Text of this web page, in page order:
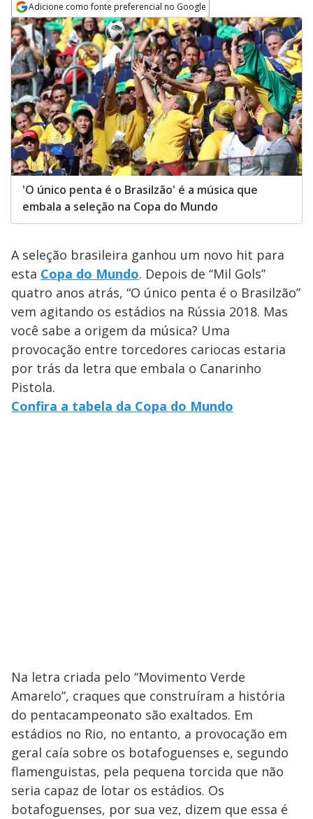
Adicione como fonte preferencial no Google
Opens in new window
'O único penta é o Brasilzão' é a música que
embala a seleção na Copa do Mundo
A seleção brasileira ganhou um novo hit para
esta Copa do Mundo. Depois de “Mil Gols”
quatro anos atrás, “O único penta é o Brasilzão”
vem agitando os estádios na Rússia 2018. Mas
você sabe a origem da música? Uma
provocação entre torcedores cariocas estaria
por trás da letra que embala o Canarinho
Pistola.
Confira a tabela da Copa do Mundo
Na letra criada pelo “Movimento Verde
Amarelo”, craques que construíram a história
do pentacampeonato são exaltados. Em
estádios no Rio, no entanto, a provocação em
geral caía sobre os botafoguenses e, segundo
flamenguistas, pela pequena torcida que não
seria capaz de lotar os estádios. Os
botafoguenses, por sua vez, dizem que essa é